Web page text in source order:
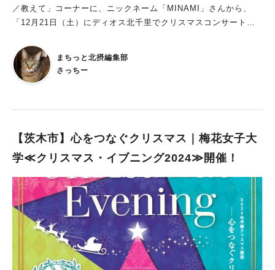
／教えて」コーナーに、ニックネーム「MINAMI」さんから、
「12月21日（土）にディオス北千里でクリスマスコンサートと
ました。ありがとうございます！ 産地直送市とクリスマスコン
サートを実施 ディオス北千里駅前広場で開催される今年最後の
「北千里マルシェ＋（プラス）」。 張り紙やディオス北千里の
容、運動などの相談や健康測定会を開催。 ディオス1番館3階 パ
や青山台中学校ギターマンドリン部などによる 「クリスマスコ
ンサート」も開催されるみたい！ ディオス北千里では12月31日
（火）まで「ウィンターイルミネーション2024」を開催中。 マ
ルシェやコンサートと一緒にイルミネーションも楽しみながら、
クリスマス気分を楽しみませんか？ 詳しくはディオス北千里の
ホームページをチェックしてくださいね！
まちっと北摂編集部
さっちー
【茨木市】心をつなぐクリスマス｜梅花女子大
学≪クリスマス・イブニング2024≫開催！